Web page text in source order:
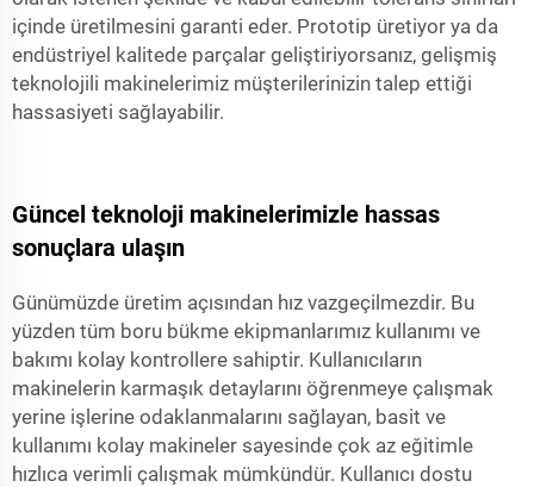
içinde üretilmesini garanti eder. Prototip üretiyor ya da
endüstriyel kalitede parçalar geliştiriyorsanız, gelişmiş
teknolojili makinelerimiz müşterilerinizin talep ettiği
hassasiyeti sağlayabilir.
Güncel teknoloji makinelerimizle hassas
sonuçlara ulaşın
Günümüzde üretim açısından hız vazgeçilmezdir. Bu
yüzden tüm boru bükme ekipmanlarımız kullanımı ve
bakımı kolay kontrollere sahiptir. Kullanıcıların
makinelerin karmaşık detaylarını öğrenmeye çalışmak
yerine işlerine odaklanmalarını sağlayan, basit ve
kullanımı kolay makineler sayesinde çok az eğitimle
hızlıca verimli çalışmak mümkündür. Kullanıcı dostu